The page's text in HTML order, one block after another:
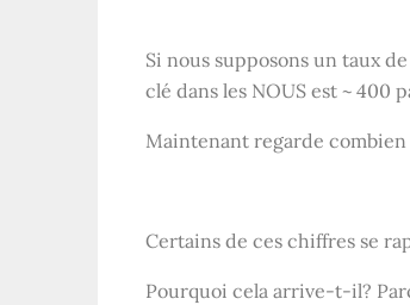
Si nous supposons un taux
clé dans les NOUS est ~ 400
Maintenant regarde combien
Certains de ces chiffres se
Pourquoi cela arrive-t-il?